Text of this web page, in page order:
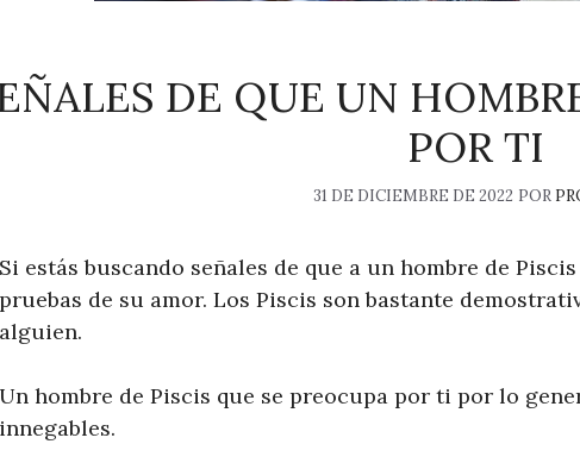
DE QUE UN
POR TI
31 DE DICIEMBRE DE 2022 POR
Si estás buscando señales de que a un hombre de
pruebas de su amor. Los Piscis son bastante
alguien.
Un hombre de Piscis que se preocupa por ti por lo
innegables.